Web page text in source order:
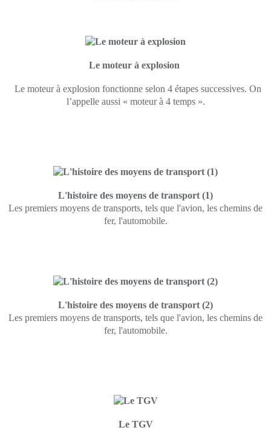
Le moteur à explosion
Le moteur à explosion fonctionne selon 4 étapes successives. On
l’appelle aussi « moteur à 4 temps ».
L'histoire des moyens de transport (1)
Les premiers moyens de transports, tels que l'avion, les chemins de
fer, l'automobile.
L'histoire des moyens de transport (2)
Les premiers moyens de transports, tels que l'avion, les chemins de
fer, l'automobile.
Le TGV